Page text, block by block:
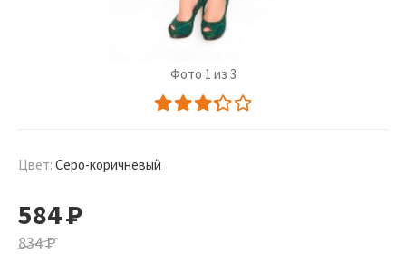
Фото 1 из 3
Цвет: Серо-коричневый
584Р
834Р